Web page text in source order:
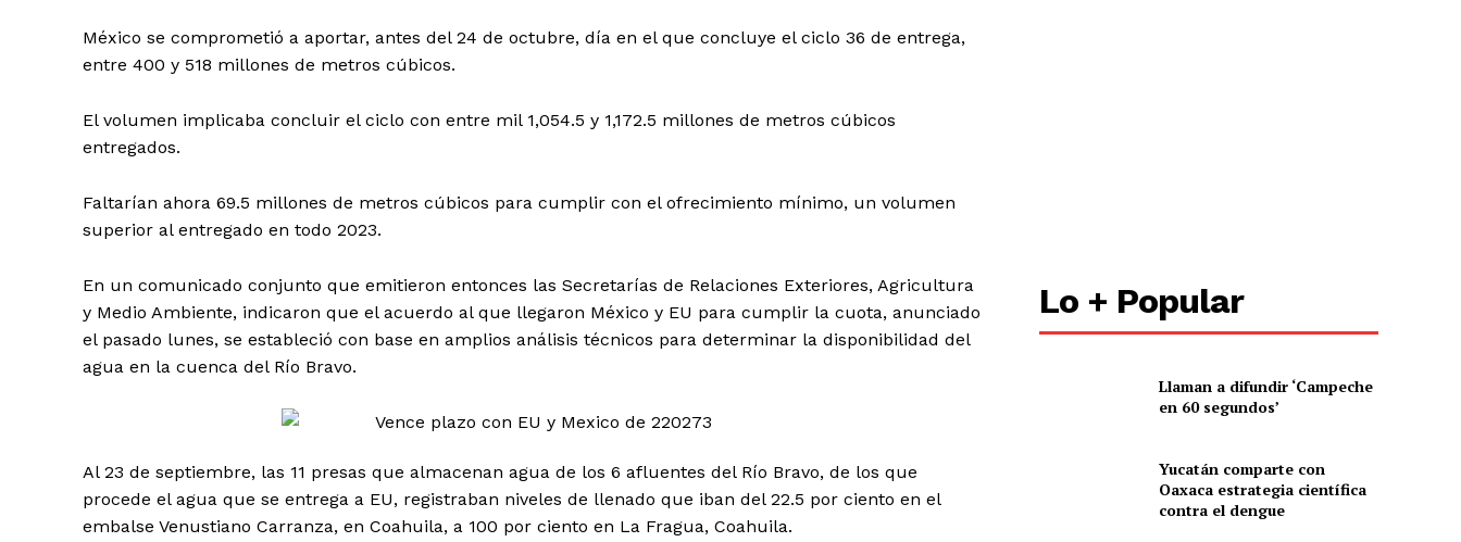
México se comprometió a aportar, antes del 24 de octubre, día en el que concluye el ciclo 36 de entrega,
entre 400 y 518 millones de metros cúbicos.
El volumen implicaba concluir el ciclo con entre mil 1,054.5 y 1,172.5 millones de metros cúbicos
entregados.
Faltarían ahora 69.5 millones de metros cúbicos para cumplir con el ofrecimiento mínimo, un volumen
superior al entregado en todo 2023.
En un comunicado conjunto que emitieron entonces las Secretarías de Relaciones Exteriores, Agricultura
y Medio Ambiente, indicaron que el acuerdo al que llegaron México y EU para cumplir la cuota, anunciado
el pasado lunes, se estableció con base en amplios análisis técnicos para determinar la disponibilidad del
agua en la cuenca del Río Bravo.
Al 23 de septiembre, las 11 presas que almacenan agua de los 6 afluentes del Río Bravo, de los que
procede el agua que se entrega a EU, registraban niveles de llenado que iban del 22.5 por ciento en el
embalse Venustiano Carranza, en Coahuila, a 100 por ciento en La Fragua, Coahuila.
Lo + Popular
Llaman a difundir ‘Campeche
en 60 segundos’
Yucatán comparte con
Oaxaca estrategia científica
contra el dengue